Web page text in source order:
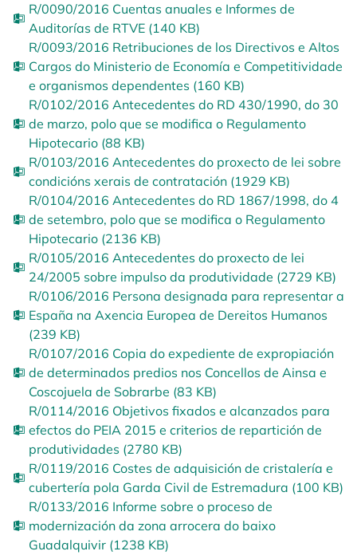
R/0090/2016 Cuentas anuales e Informes de
Auditorías de RTVE (140 KB)
R/0093/2016 Retribuciones de los Directivos e Altos
Cargos do Ministerio de Economía e Competitividade
e organismos dependentes (160 KB)
R/0102/2016 Antecedentes do RD 430/1990, do 30
de marzo, polo que se modifica o Regulamento
Hipotecario (88 KB)
R/0103/2016 Antecedentes do proxecto de lei sobre
condicións xerais de contratación (1929 KB)
R/0104/2016 Antecedentes do RD 1867/1998, do 4
de setembro, polo que se modifica o Regulamento
Hipotecario (2136 KB)
R/0105/2016 Antecedentes do proxecto de lei
24/2005 sobre impulso da produtividade (2729 KB)
R/0106/2016 Persona designada para representar a
España na Axencia Europea de Dereitos Humanos
(239 KB)
R/0107/2016 Copia do expediente de expropiación
de determinados predios nos Concellos de Ainsa e
Coscojuela de Sobrarbe (83 KB)
R/0114/2016 Objetivos fixados e alcanzados para
efectos do PEIA 2015 e criterios de repartición de
produtividades (2780 KB)
R/0119/2016 Costes de adquisición de cristalería e
cubertería pola Garda Civil de Estremadura (100 KB)
R/0133/2016 Informe sobre o proceso de
modernización da zona arrocera do baixo
Guadalquivir (1238 KB)